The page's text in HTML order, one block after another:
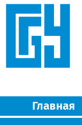
Главная